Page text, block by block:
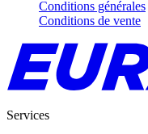
Conditions générales
Conditions de vente
Services